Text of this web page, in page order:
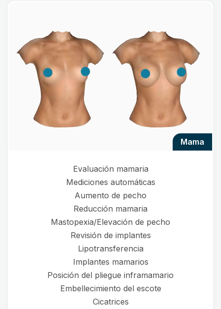
mama
Evaluación mamaria
Mediciones automáticas
Aumento de pecho
Reducción mamaria
Mastopexia/Elevación de pecho
Revisión de implantes
Lipotransferencia
Implantes mamarios
Posición del pliegue inframamario
Embellecimiento del escote
Cicatrices